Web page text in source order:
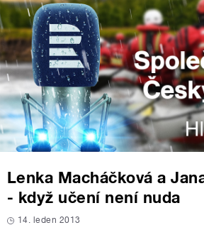
Lenka Macháčková a
- když učení není nuda
14. leden 2013